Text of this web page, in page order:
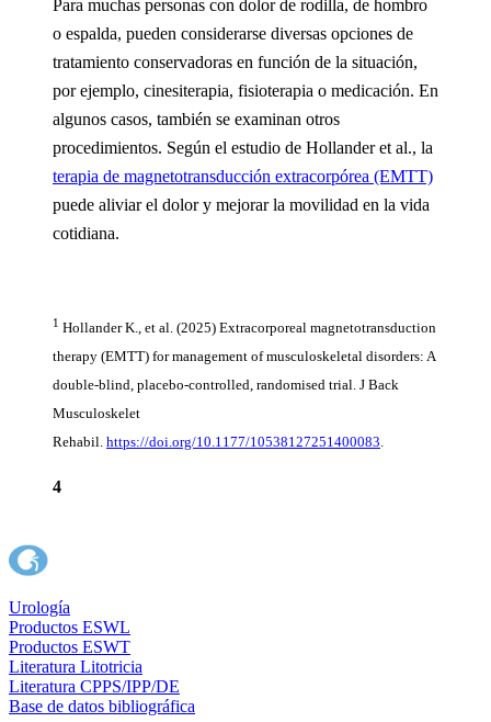
Para muchas personas con dolor de rodilla, de hombro
o espalda, pueden considerarse diversas opciones de
tratamiento conservadoras en función de la situación,
por ejemplo, cinesiterapia, fisioterapia o medicación. En
algunos casos, también se examinan otros
procedimientos. Según el estudio de Hollander et al., la
terapia de magnetotransducción extracorpórea (EMTT)
puede aliviar el dolor y mejorar la movilidad en la vida
cotidiana.
1 Hollander K., et al. (2025) Extracorporeal magnetotransduction
therapy (EMTT) for management of musculoskeletal disorders: A
double‑blind, placebo‑controlled, randomised trial. J Back
Musculoskelet
Rehabil. https://doi.org/10.1177/10538127251400083
4
Urología
Productos ESWL
Productos ESWT
Literatura Litotricia
Literatura CPPS/IPP/DE
Base de datos bibliográfica